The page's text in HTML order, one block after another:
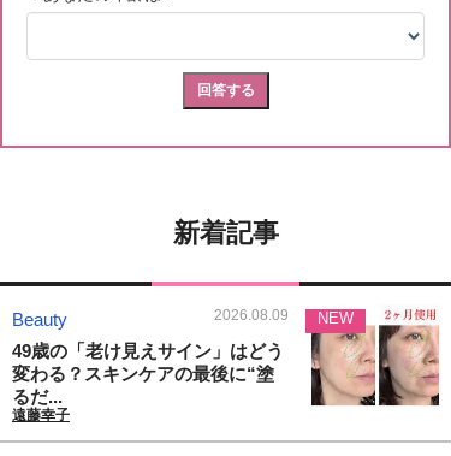
新着記事
Beauty 2026.08.09
49歳の「老け見えサイン」はどう
変わる？スキンケアの最後に“塗
るだ...
遠藤幸子
NEW